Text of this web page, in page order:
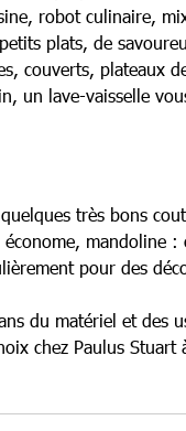
robot culinaire,
plats, de
couverts, plateaux
un lave-vaisselle
très bons
mandoline
pour des
du matériel et des
chez Paulus Stuart